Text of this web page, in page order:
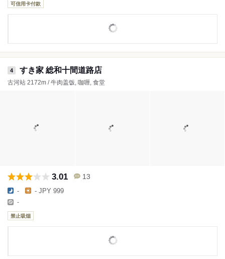
可信用卡付款
4 すき家 総和十間道路店
古河站 2172m / 牛肉盖饭, 咖喱, 食堂
3.01 13
- - JPY 999
-
禁止吸烟